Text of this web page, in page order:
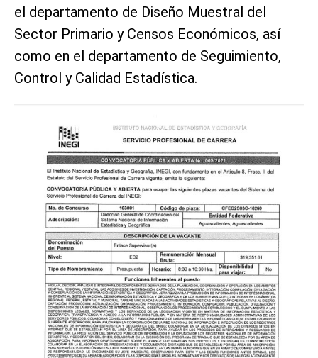
el departamento de Diseño Muestral del
Sector Primario y Censos Económicos, así
como en el departamento de Seguimiento,
Control y Calidad Estadística.